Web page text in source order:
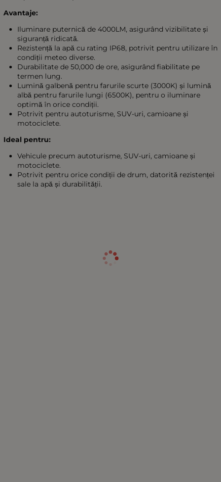
Avantaje:
Iluminare puternică de 4000LM, asigurând vizibilitate și
siguranță ridicată.
Rezistență la apă cu rating IP68, potrivit pentru utilizare în
condiții meteo diverse.
Durabilitate de 50,000 de ore, asigurând fiabilitate pe
termen lung.
Lumină galbenă pentru farurile scurte (3000K) și lumină
albă pentru farurile lungi (6500K), pentru o iluminare
optimă în orice condiții.
Potrivit pentru autoturisme, SUV-uri, camioane și
motociclete.
Ideal pentru:
Vehicule precum autoturisme, SUV-uri, camioane și
motociclete.
Potrivit pentru orice condiții de drum, datorită rezistenței
sale la apă și durabilității.